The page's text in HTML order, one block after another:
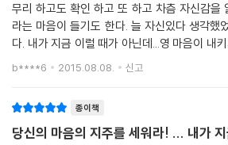
현대인의 심리적 압박과 고립, 퇴행성은 의존의
에리히 프롬은 현대인을 사로잡고 있는 고민과
인간은 의존할 대상을 필요로 하며 그 집착적인
를 확인한다는 것이다. 프로이트에 이어 칼 융,
기 정신분석학파의 새로운 지평을 연 에리히 프
무리 하고도 확인 하고 또 하고 차츰 자신감을
라는 마음이 들기도 한다. 늘 자신있다 생각했
다. 내가 지금 이럴 때가 아닌데...영 마음이 내
은 마음도 사라지고 무기력해져만 가는 마음이
b****6 2015.08.08. 신고
종이책
당신의 마음의 지주를 세워라! ... 내가